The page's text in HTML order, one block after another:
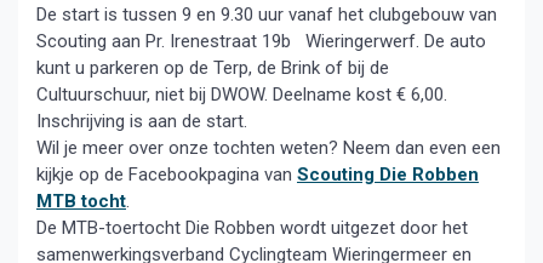
De start is tussen 9 en 9.30 uur vanaf het clubgebouw van
Scouting aan Pr. Irenestraat 19b Wieringerwerf. De auto
kunt u parkeren op de Terp, de Brink of bij de
Cultuurschuur, niet bij DWOW. Deelname kost € 6,00.
Inschrijving is aan de start.
Wil je meer over onze tochten weten? Neem dan even een
kijkje op de Facebookpagina van Scouting Die Robben
MTB tocht.
De MTB-toertocht Die Robben wordt uitgezet door het
samenwerkingsverband Cyclingteam Wieringermeer en